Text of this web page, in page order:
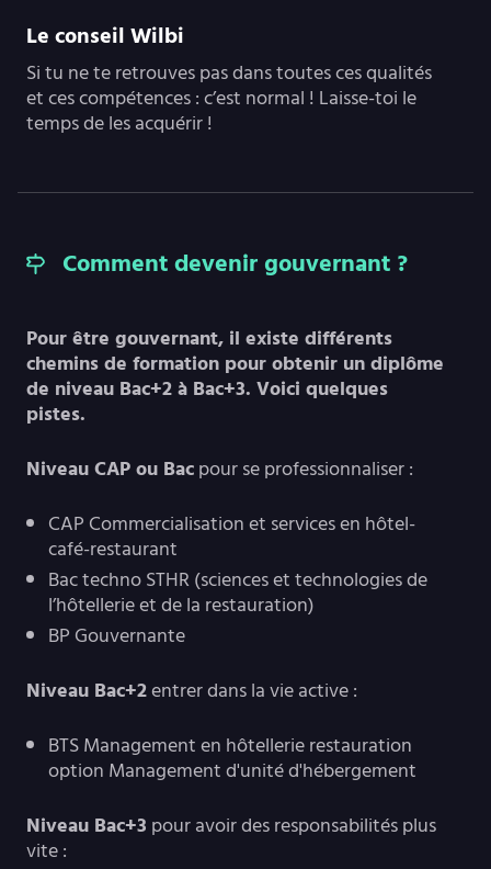
Le conseil Wilbi
Si tu ne te retrouves pas dans toutes ces qualités
et ces compétences : c’est normal ! Laisse-toi le
temps de les acquérir !
Comment devenir gouvernant ?
Pour être gouvernant, il existe différents
chemins de formation pour obtenir un diplôme
de niveau Bac+2 à Bac+3. Voici quelques
pistes.
Niveau CAP ou Bacpour se professionnaliser :
CAP Commercialisation et services en hôtel-
café-restaurant
Bac techno STHR (sciences et technologies de
l’hôtellerie et de la restauration)
BP Gouvernante
Niveau Bac+2entrer dans la vie active :
BTS Management en hôtellerie restauration
option Management d'unité d'hébergement
Niveau Bac+3 pour avoir des responsabilités plus
vite :